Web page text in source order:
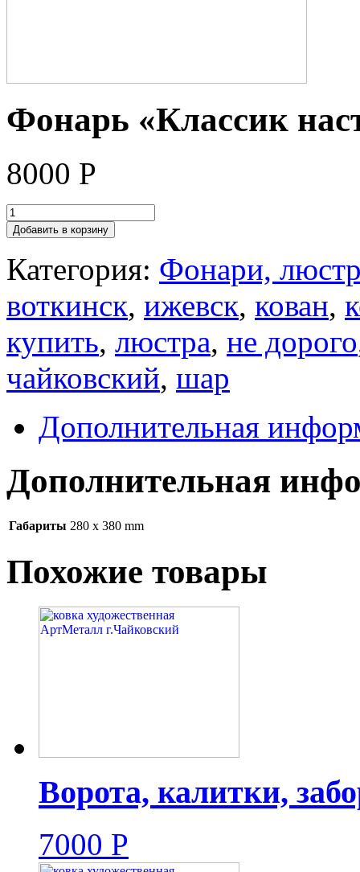
Фонарь «Классик
8000 Р
Добавить в корзину
Категория: Фонари,
воткинск, ижевск, кован,
купить, люстра, не дорого
чайковский, шар
Дополнительная
Дополнительная
Габариты 280 x 380 mm
Похожие товары
Ворота, калитки,
7000 Р